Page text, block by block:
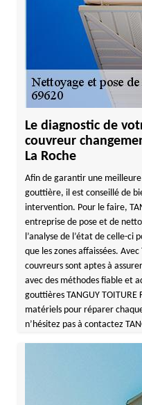
Le diagnostic de
couvreur
La Roche
Afin de garantir une
gouttière, il est conseillé de
intervention. Pour le faire,
entreprise de pose et de
l’analyse de l’état de celle-ci
que les zones affaissées. Avec
couvreurs sont aptes à
avec des méthodes fiable et
gouttières TANGUY TOITURE
matériels pour réparer
n’hésitez pas à contactez